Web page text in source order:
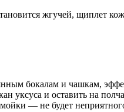
жгучей, щиплет
бокалам и чашкам,
уксуса и оставить на
— не будет